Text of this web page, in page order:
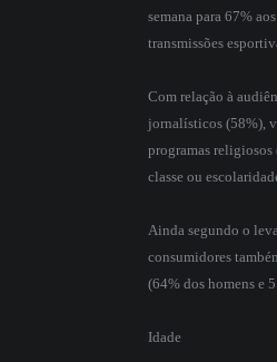
semana para 67%
transmissões
Com relação à
jornalísticos (58%),
programas religiosos
classe ou
Ainda segundo o
consumidores
(64% dos homens e
Idade